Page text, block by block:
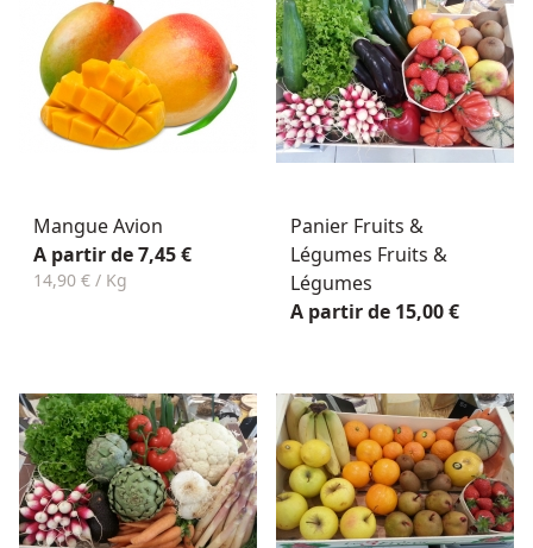
Mangue Avion
A partir de 7,45 €
14,90 € / Kg
Panier Fruits &
Légumes Fruits &
Légumes
A partir de 15,00 €